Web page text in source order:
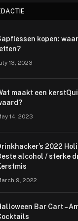
kopen:
13, 2023
maakt een
14, 2023
2022
alcohol / sterke
9, 2022
Bar Cart –